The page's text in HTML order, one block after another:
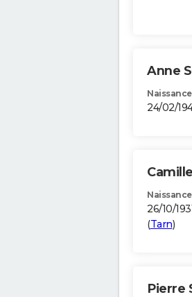
Anne
Naissance
24/02/
Naissance
26/10/
(Tarn)
Pierre